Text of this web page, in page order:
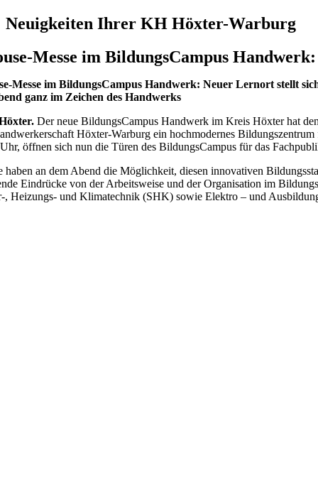
Neuigkeiten Ihrer KH Höxter-Warburg
Messe im BildungsCampus
Messe im BildungsCampus Handwerk: Neuer Lernort stellt
ganz im Zeichen des Handwerks
Der neue BildungsCampus Handwerk im Kreis Höxter hat
Höxter-Warburg ein hochmodernes
öffnen sich nun die Türen des BildungsCampus für das
haben an dem Abend die Möglichkeit, diesen innovativen
Eindrücke von der Arbeitsweise und der Organisation im
, Heizungs- und Klimatechnik (SHK) sowie Elektro – und